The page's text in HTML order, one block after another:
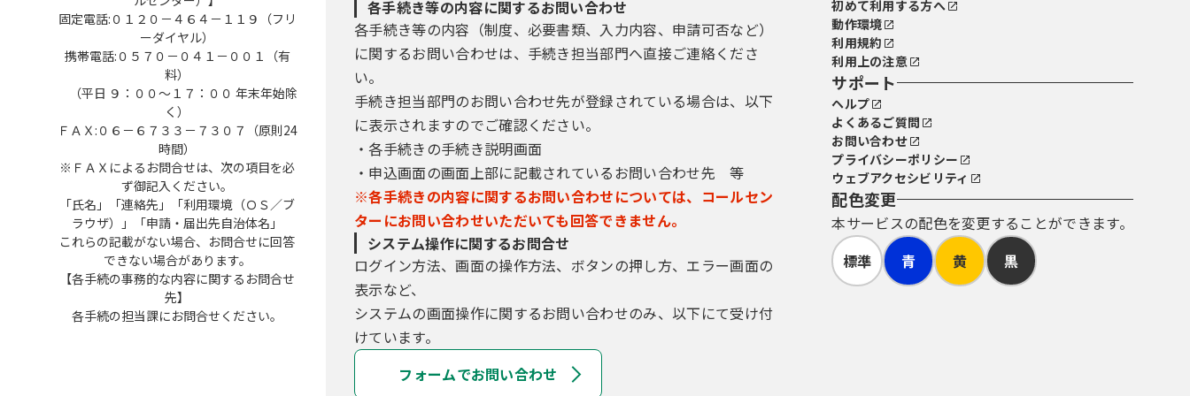
固定電話:０１２０－４６４－１１９（フリ
ーダイヤル）
携帯電話:０５７０－０４１－００１（有
料）
（平日 ９：００～１７：００ 年末年始除
く）
ＦＡＸ:０６－６７３３－７３０７（原則24
時間）
※ＦＡＸによるお問合せは、次の項目を必
ず御記入ください。
「氏名」「連絡先」「利用環境（ＯＳ／ブ
ラウザ）」「申請・届出先自治体名」
これらの記載がない場合、お問合せに回答
できない場合があります。
【各手続の事務的な内容に関するお問合せ
先】
各手続の担当課にお問合せください。
各手続き等の内容に関するお問い合わせ
各手続き等の内容（制度、必要書類、入力内容、申請可否など）
に関するお問い合わせは、手続き担当部門へ直接ご連絡くださ
い。
手続き担当部門のお問い合わせ先が登録されている場合は、以下
に表示されますのでご確認ください。
・各手続きの手続き説明画面
・申込画面の画面上部に記載されているお問い合わせ先 等
※各手続きの内容に関するお問い合わせについては、コールセン
ターにお問い合わせいただいても回答できません。
システム操作に関するお問合せ
ログイン方法、画面の操作方法、ボタンの押し方、エラー画面の
表示など、
システムの画面操作に関するお問い合わせのみ、以下にて受け付
けています。
フォームでお問い合わせ
初めて利用する方へ
動作環境
利用規約
利用上の注意
サポート
ヘルプ
よくあるご質問
お問い合わせ
プライバシーポリシー
ウェブアクセシビリティ
配色変更
本サービスの配色を変更することができます。
標準
青 黄 黒